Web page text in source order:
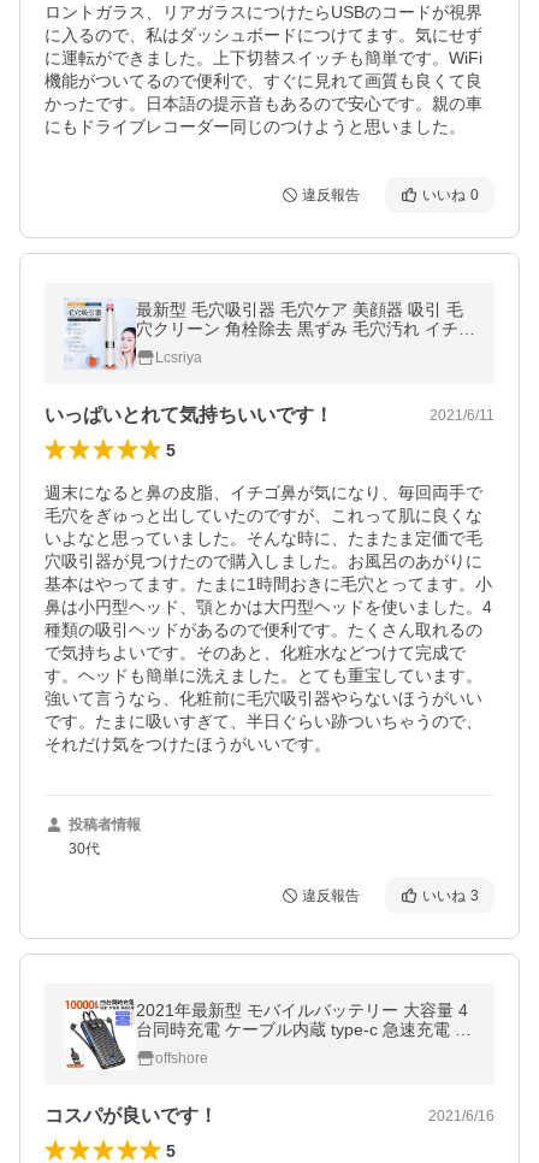
ロントガラス、リアガラスにつけたらUSBのコードが視界
に入るので、私はダッシュボードにつけてます。気にせず
に運転ができました。上下切替スイッチも簡単です。WiFi
機能がついてるので便利で、すぐに見れて画質も良くて良
かったです。日本語の提示音もあるので安心です。親の車
にもドライブレコーダー同じのつけようと思いました。
違反報告 いいね 0
最新型 毛穴吸引器 毛穴ケア 美顔器 吸引 毛
穴クリーン 角栓除去 黒ずみ 毛穴汚れ イチゴ
鼻吸引 温熱ケア 美肌 フェイスケア 毛穴吸引
機 日本語説明書(8028)
Lcsriya
いっぱいとれて気持ちいいです！ 2021/6/11
5
週末になると鼻の皮脂、イチゴ鼻が気になり、毎回両手で
毛穴をぎゅっと出していたのですが、これって肌に良くな
いよなと思っていました。そんな時に、たまたま定価で毛
穴吸引器が見つけたので購入しました。お風呂のあがりに
基本はやってます。たまに1時間おきに毛穴とってます。小
鼻は小円型ヘッド、顎とかは大円型ヘッドを使いました。4
種類の吸引ヘッドがあるので便利です。たくさん取れるの
で気持ちよいです。そのあと、化粧水などつけて完成で
す。ヘッドも簡単に洗えました。とても重宝しています。
強いて言うなら、化粧前に毛穴吸引器やらないほうがいい
です。たまに吸いすぎて、半日ぐらい跡ついちゃうので、
それだけ気をつけたほうがいいです。
投稿者情報
30代
違反報告 いいね 3
2021年最新型 モバイルバッテリー 大容量 4
台同時充電 ケーブル内蔵 type-c 急速充電 10
000mAh スマホ充電器 バッテリー 便利 軽量 i
Phone(S100)
offshore
コスパが良いです！ 2021/6/16
5